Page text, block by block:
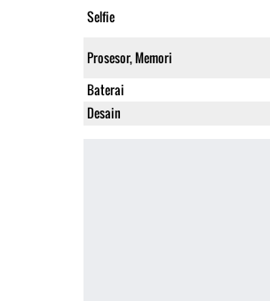
Selfie
Prosesor, Memori
Baterai
Desain